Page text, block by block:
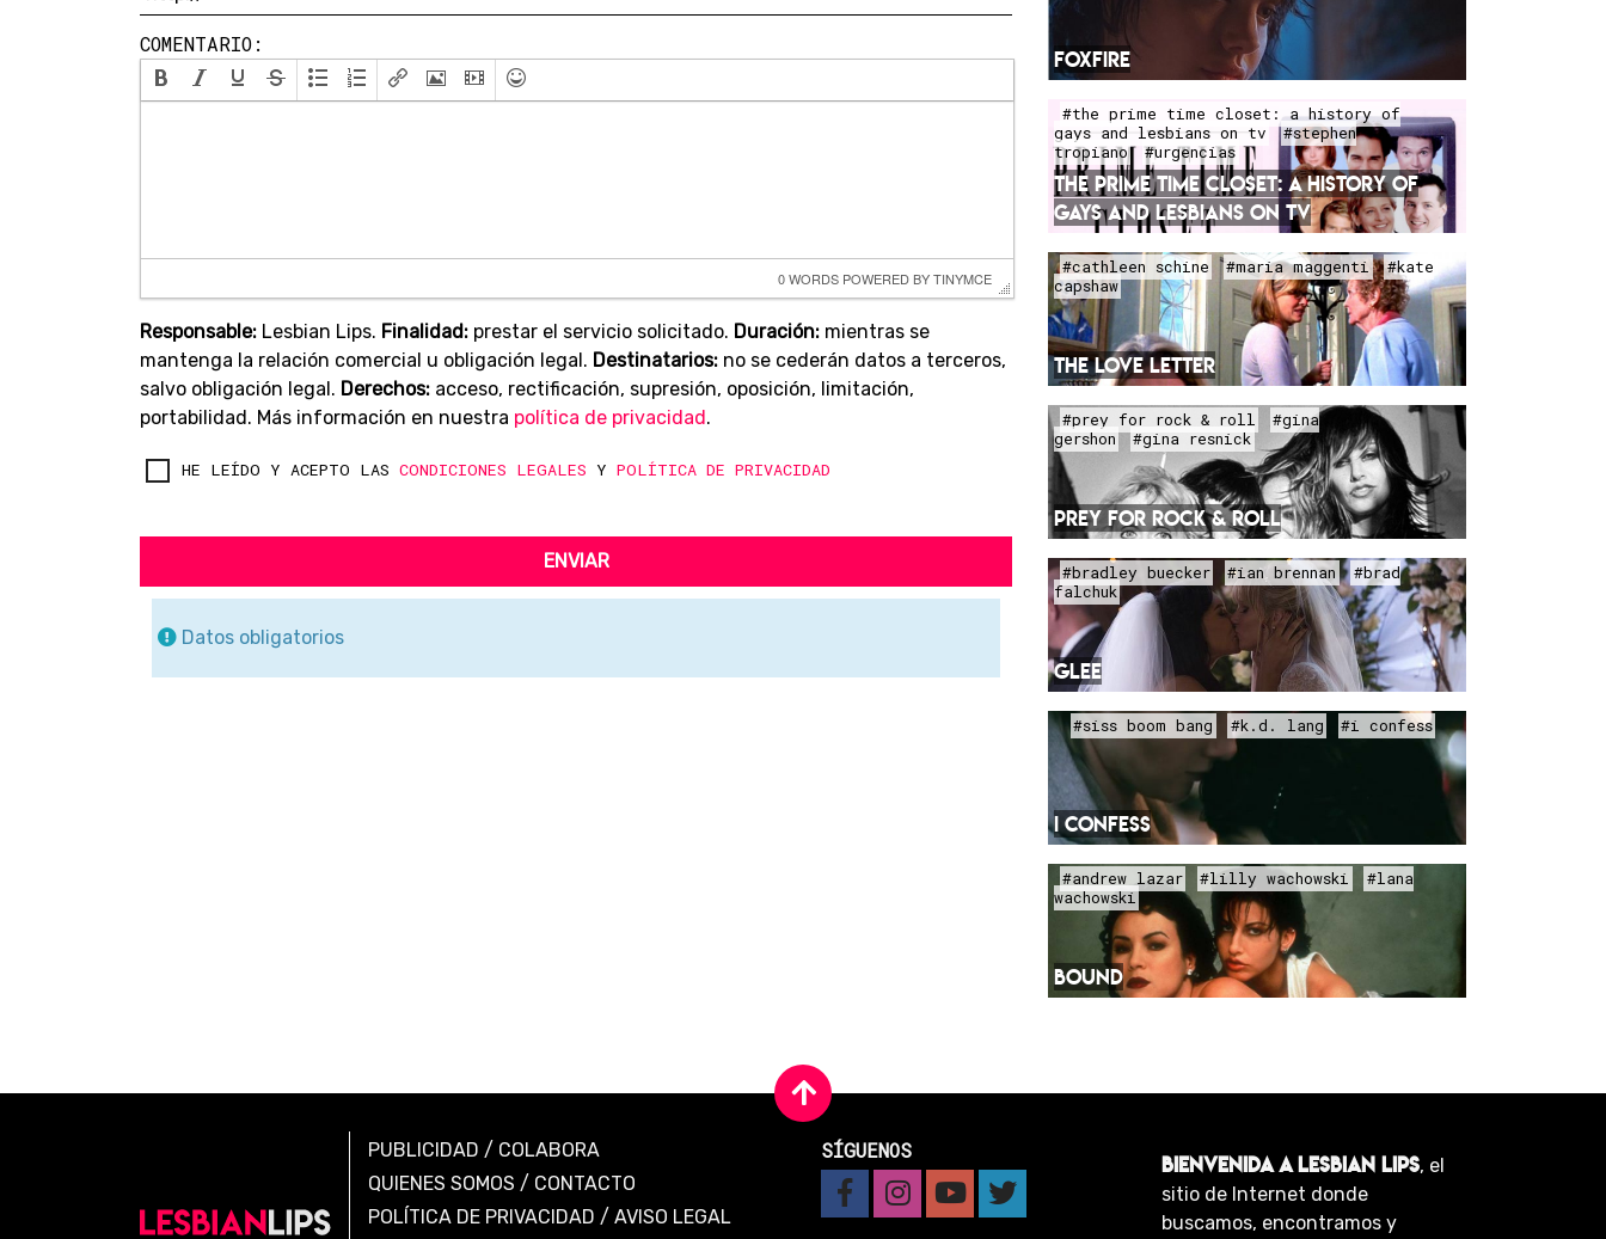
COMENTARIO:
0 WORDS POWERED BY TINYMCE
Responsable: Lesbian Lips. Finalidad: prestar el servicio solicitado. Duración: mientras se
mantenga la relación comercial u obligación legal. Destinatarios: no se cederán datos a terceros,
salvo obligación legal. Derechos: acceso, rectificación, supresión, oposición, limitación,
portabilidad. Más información en nuestra política de privacidad.
HE LEÍDO Y ACEPTO LAS CONDICIONES LEGALES Y POLÍTICA DE PRIVACIDAD
ENVIAR
Datos obligatorios
FOXFIRE
#the prime time closet: a history of
gays and lesbians on tv
#stephen
tropiano
#urgencias
THE PRIME TIME CLOSET: A HISTORY OF
GAYS AND LESBIANS ON TV
#cathleen schine #maria maggenti
#kate
capshaw
THE LOVE LETTER
#prey for rock & roll
#gina
gershon
#gina resnick
PREY FOR ROCK & ROLL
#bradley buecker #ian brennan
#brad
falchuk
GLEE
#siss boom bang #k.d. lang #i confess
I CONFESS
#andrew lazar #lilly wachowski
#lana
wachowski
BOUND
PUBLICIDAD / COLABORA
QUIENES SOMOS / CONTACTO
POLÍTICA DE PRIVACIDAD / AVISO LEGAL
SÍGUENOS
BIENVENIDA A LESBIAN LIPS, el
sitio de Internet donde
buscamos, encontramos y